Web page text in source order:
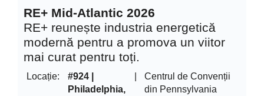
RE+ Mid-Atlantic 2026
RE+ reunește industria energetică
modernă pentru a promova un viitor
mai curat pentru toți.
Locație:
#924 |
Philadelphia,
Centrul de Convenții
din Pennsylvania